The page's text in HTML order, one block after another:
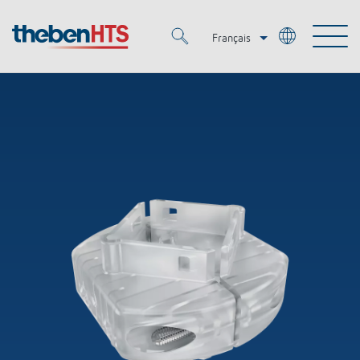
Français
Deutsch
Smart Home
DALI
Détecteurs de présence et de mouvement
Spots LED
Solutions OEM
OEM Experts
Références
Contrôle du temps et de la lumière
Commande d'éclairage DALI-2
Médiathèque